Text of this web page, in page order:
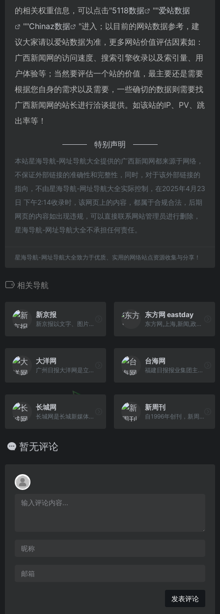
的相关权重信息，可以点击"5118数据 ""爱站数据
""Chinaz数据
"进入；以目前的网站数据参考，建
议大家请以爱站数据为准，更多网站价值评估因素如：
广西新闻网的访问速度、搜索引擎收录以及索引量、用
户体验等；当然要评估一个站的价值，最主要还是需要
根据您自身的需求以及需要，一些确切的数据则需要找
广西新闻网的站长进行洽谈提供。如该站的IP、PV、跳
出率等！
特别声明
本站星海导航-网址导航大全提供的广西新闻网都来源于网络，
不保证外部链接的准确性和完整性，同时，对于该外部链接的
指向，不由星海导航-网址导航大全实际控制，在2025年4月23
日 下午2:14收录时，该网页上的内容，都属于合规合法，后期
网页的内容如出现违规，可以直接联系网站管理员进行删除，
星海导航-网址导航大全不承担任何责任。
星海导航-网址导航大全致力于优质、实用的网络站点资源收集与分享！
相关导航
新京报
新京报以文字、图片、视频等全媒体形式，为用户提供全天候热点新闻，涵盖突发新闻、时事、财经、娱乐、体育，以及评论、杂志和博客等，新京报网本着品质源于责任的的信念,致力于成为用户喜爱的精品新闻网站。
东方网 eastday
东方网,上海,新闻,政务,视频,图片,突发,原创,独家,现场,报道,博客,微博,交友,评论,访谈,长三角,财经,体育,娱乐,社会,军事,论坛,聊天,短信,世博
大洋网
广州日报大洋网是立足广州、辐射华南的综合性区域门户网站，为用户提供新闻、生活、论坛等20多个频道。广州日报大洋网是广州日报新媒体发展的先锋，在区域资讯服务、媒体融合发展方面已经获得显著成果。广州日报大洋网是新闻资讯服务的南大门。
台海网
福建日报报业集团主办,福建第一家以对台传播为特色的综合性新闻网站，突出对台传播特色，搭建海峡两岸交流良性互动平台！全力打造两岸新闻资讯门户、 厦门生活资讯门户！总部设在厦门，由海峡在线传媒（厦门）有限公司负责运营。
长城网
长城网是长城新媒体集团的门户网站,河北省级主流媒体,第一网络媒体,是国新办批准成立的具有新闻登载资质的省级重点新闻网站之一,长城网基本定位为权威媒体,政务平台,民生网站,提供河北及各地新闻热点,时政要闻,媒体热评和官方报道等资讯信息,通过冀云·融媒体平台构建起“新闻+政务服务商务”的融媒体内容生产和传播应用体系.
新周刊
自1996年创刊，新周刊一直致力于成为一个时代的观点供应商、资讯整合商、视觉开发商、传媒运营商，始终保持以最敏锐的视角，观察与记录中国社会变迁，是中国期刊市场上最具代表性和舆论影响力的杂志之一。作为中国最新锐的生活方式周刊，《新周刊》不仅革新了传统的传媒理念，独创了一套极具特色的传媒方法论，更是推出了一系列广 受欢迎的原创话题和深度报道，成为一个时代的体温计。在移动互联网时代，新周刊已发展成为拥有千万级粉丝基础的文化IP，是集杂志、新媒体、活动、图书出版与整合营销为一体、极具 全国影响力的全媒体传播平台。
暂无评论
发表评论